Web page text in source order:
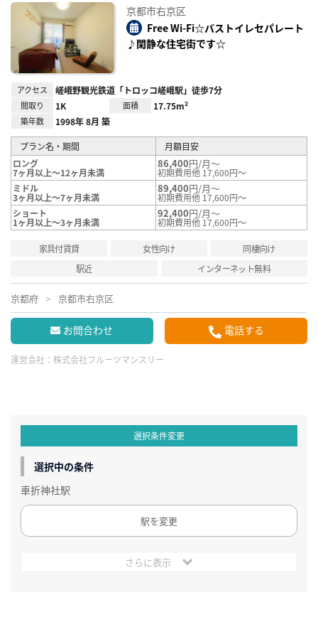
録
京都市右京区
Free Wi-Fi☆バストイレセパレート
♪閑静な住宅街です☆
アクセス 嵯峨野観光鉄道「トロッコ嵯峨駅」徒歩7分
間取り 1K 面積 17.75m²
築年数 1998年 8月 築
プラン名・期間
月額目安
ロング
7ヶ月以上～12ヶ月未満
86,400円/月～
初期費用他 17,600円～
ミドル
3ヶ月以上～7ヶ月未満
89,400円/月～
初期費用他 17,600円～
ショート
1ヶ月以上～3ヶ月未満
92,400円/月～
初期費用他 17,600円～
家具付賃貸 女性向け
同棲向け
駅近
インターネット無料
京都府 京都市右京区
お問合わせ 電話する
運営会社： 株式会社フルーツマンスリー
選択条件変更
選択中の条件
車折神社駅
駅を変更
さらに表示